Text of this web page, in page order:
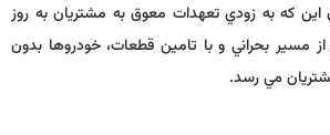
اين كه به زودي تعهدات معوق به مشتريان به روز
مسير بحراني و با تامين قطعات، خودروها بدون
مي رسد.